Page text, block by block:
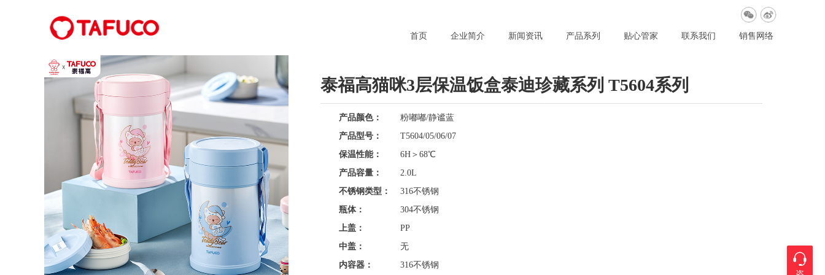
首页 企业简介 新闻资讯 产品系列 贴心管家 联系我们 销售网络
泰福高猫咪3层保温饭盒泰迪珍藏系列 T5604系列
产品颜色：
粉嘟嘟/静谧蓝
产品型号：
T5604/05/06/07
保温性能：
6H＞68℃
产品容量：
2.0L
不锈钢类型：
316不锈钢
瓶体：
304不锈钢
上盖：
PP
中盖：
无
内容器：
316不锈钢